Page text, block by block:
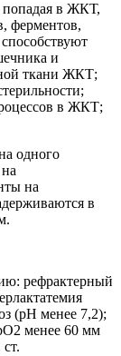
попадая в ЖКТ,
ферментов,
и
ткани ЖКТ;
в ЖКТ;
одного
на
в
рефрактерный
(рН менее 7,2);
менее 60 мм